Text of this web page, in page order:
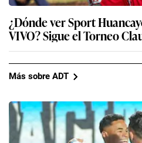
¿Dónde ver Sport
VIVO? Sigue el Torneo
Más sobre ADT